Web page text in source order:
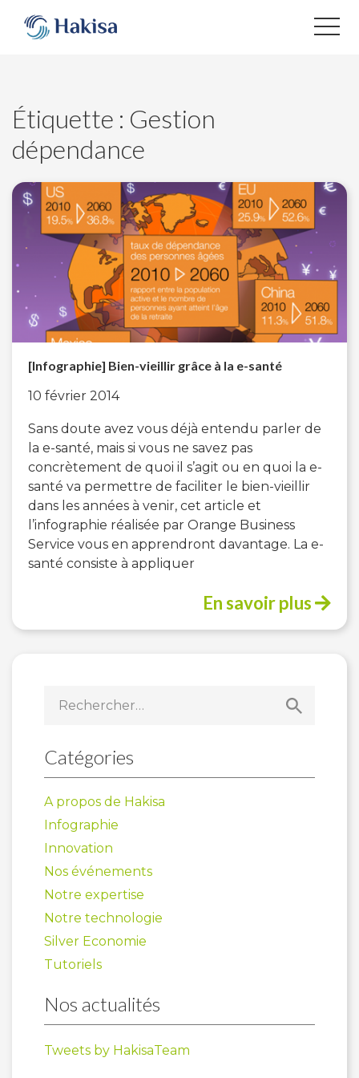
contenu
Étiquette : Gestion
dépendance
[Infographie] Bien-vieillir grâce à la e-santé
10 février 2014
Sans doute avez vous déjà entendu parler de
la e-santé, mais si vous ne savez pas
concrètement de quoi il s’agit ou en quoi la e-
santé va permettre de faciliter le bien-vieillir
dans les années à venir, cet article et
l’infographie réalisée par Orange Business
Service vous en apprendront davantage. La e-
santé consiste à appliquer
En savoir plus
Catégories
A propos de Hakisa
Infographie
Innovation
Nos événements
Notre expertise
Notre technologie
Silver Economie
Tutoriels
Nos actualités
Tweets by HakisaTeam